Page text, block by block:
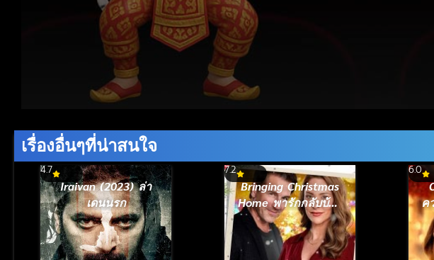
เรื่องอื่นๆที่น่าสนใจ
4.7
Iraivan (2023) ล่า
เดนนรก
7.2
Bringing Christmas
Home พารักกลับบ้าน
วันคริสต์มาส (2023)
6.0
ค